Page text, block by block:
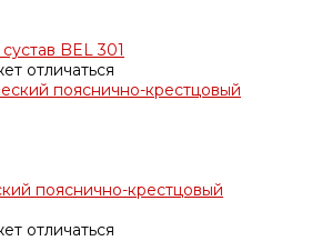
BEL 301
отличаться
пояснично-крестцовый
отличаться